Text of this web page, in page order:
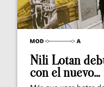
Nili Lotan
con el nuevo...